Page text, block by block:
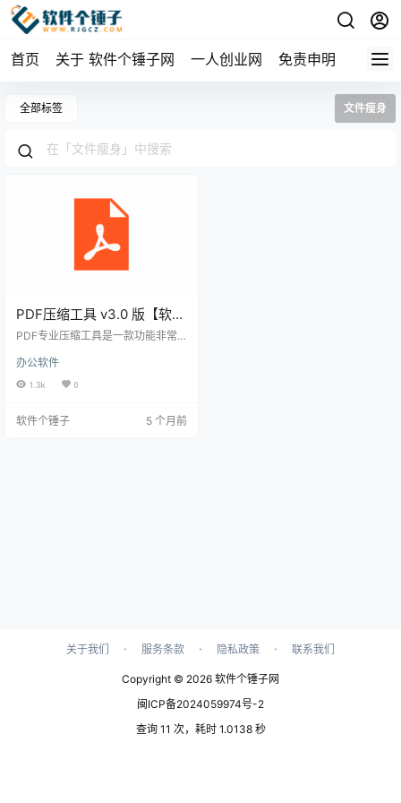
首页 关于 软件个锤子网 一人创业网 免责申明
全部标签 文件瘦身
PDF压缩工具 v3.0 版【软件
个锤子·R4876】
PDF专业压缩工具是一款功能非常
制PDF的页数，支持4种不同的压缩
模式，能够智能分析PDF文件里的
并行处理的能力，界面设计现代
办公软件
1.3k 0
软件个锤子 5 个月前
关于我们 · 服务条款 · 隐私政策 · 联系我们
Copyright © 2026 软件个锤子网
闽ICP备2024059974号-2
查询 11 次，耗时 1.0138 秒